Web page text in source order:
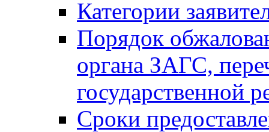
Категории
Порядок
органа ЗАГС,
государственной
Сроки